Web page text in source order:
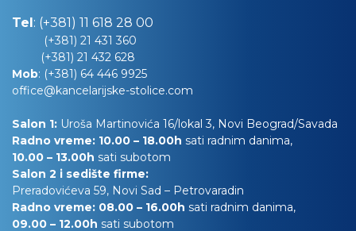
Tel: (+381) 11 618 28 00
(+381) 21 431 360
(+381) 21 432 628
Mob: (+381) 64 446 9925
office@kancelarijske-stolice.com
Salon 1: Uroša Martinovića 16/lokal 3, Novi Beograd/Savada
Radno vreme: 10.00 – 18.00h sati radnim danima,
10.00 – 13.00h sati subotom
Salon 2 i sedište firme:
Preradovićeva 59, Novi Sad – Petrovaradin
Radno vreme: 08.00 – 16.00h sati radnim danima,
09.00 – 12.00h sati subotom